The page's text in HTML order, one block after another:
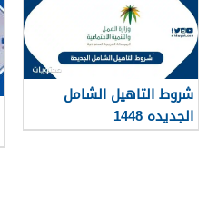
شروط التاهيل الشامل
الجديده 1448